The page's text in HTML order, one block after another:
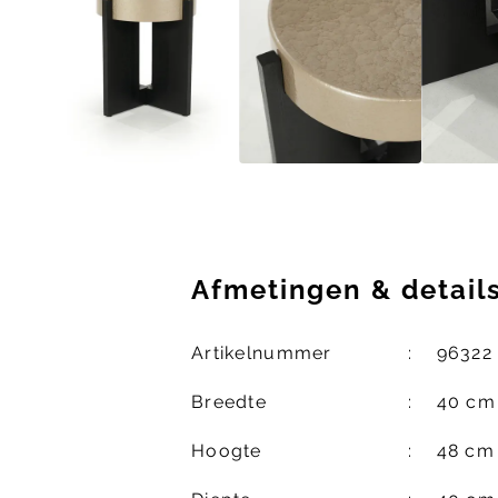
Afmetingen &
Artikelnummer 96322
Breedte 40 cm
Hoogte 48 cm